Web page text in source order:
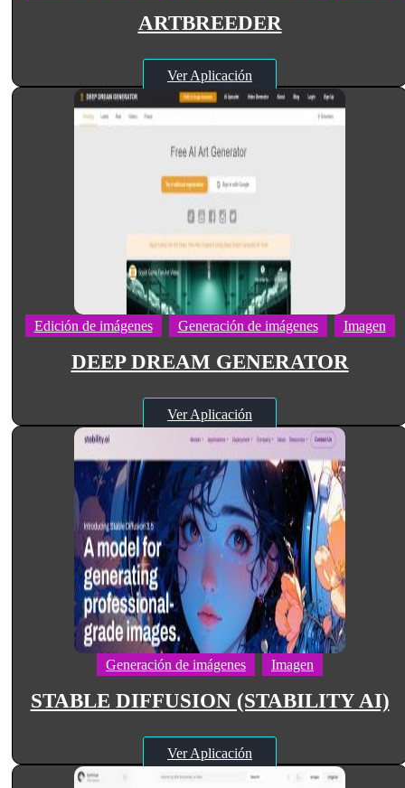
ARTBREEDER
Ver Aplicación
Edición de imágenes Generación de imágenes Imagen
DEEP DREAM GENERATOR
Ver Aplicación
Generación de imágenes Imagen
STABLE DIFFUSION (STABILITY AI)
Ver Aplicación